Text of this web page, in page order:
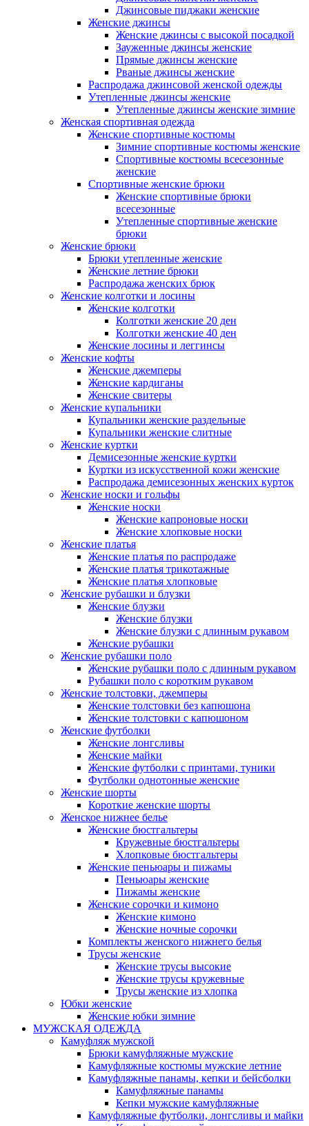
Джинсовые пиджаки женские
Женские джинсы
Женские джинсы с высокой посадкой
Зауженные джинсы женские
Прямые джинсы женские
Рваные джинсы женские
Распродажа джинсовой женской одежды
Утепленные джинсы женские
Утепленные джинсы женские зимние
Женская спортивная одежда
Женские спортивные костюмы
Зимние спортивные костюмы женские
Спортивные костюмы всесезонные
женские
Спортивные женские брюки
Женские спортивные брюки
всесезонные
Утепленные спортивные женские
брюки
Женские брюки
Брюки утепленные женские
Женские летние брюки
Распродажа женских брюк
Женские колготки и лосины
Женские колготки
Колготки женские 20 ден
Колготки женские 40 ден
Женские лосины и леггинсы
Женские кофты
Женские джемперы
Женские кардиганы
Женские свитеры
Женские купальники
Купальники женские раздельные
Купальники женские слитные
Женские куртки
Демисезонные женские куртки
Куртки из искусственной кожи женские
Распродажа демисезонных женских курток
Женские носки и гольфы
Женские носки
Женские капроновые носки
Женские хлопковые носки
Женские платья
Женские платья по распродаже
Женские платья трикотажные
Женские платья хлопковые
Женские рубашки и блузки
Женские блузки
Женские блузки
Женские блузки с длинным рукавом
Женские рубашки
Женские рубашки поло
Женские рубашки поло с длинным рукавом
Рубашки поло с коротким рукавом
Женские толстовки, джемперы
Женские толстовки без капюшона
Женские толстовки с капюшоном
Женские футболки
Женские лонгсливы
Женские майки
Женские футболки с принтами, туники
Футболки однотонные женские
Женские шорты
Короткие женские шорты
Женское нижнее белье
Женские бюстгальтеры
Кружевные бюстгальтеры
Хлопковые бюстгальтеры
Женские пеньюары и пижамы
Пеньюары женские
Пижамы женские
Женские сорочки и кимоно
Женские кимоно
Женские ночные сорочки
Комплекты женского нижнего белья
Трусы женские
Женские трусы высокие
Женские трусы кружевные
Трусы женские из хлопка
Юбки женские
Женские юбки зимние
МУЖСКАЯ ОДЕЖДА
Камуфляж мужской
Брюки камуфляжные мужские
Камуфляжные костюмы мужские летние
Камуфляжные панамы, кепки и бейсболки
Камуфляжные панамы
Кепки мужские камуфляжные
Камуфляжные футболки, лонгсливы и майки